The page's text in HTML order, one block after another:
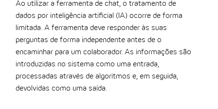
Ao utilizar a ferramenta de chat, o tratamento de
dados por inteligência artificial (IA) ocorre de forma
limitada. A ferramenta deve responder às suas
perguntas de forma independente antes de o
encaminhar para um colaborador. As informações são
introduzidas no sistema como uma entrada,
processadas através de algoritmos e, em seguida,
devolvidas como uma saída.